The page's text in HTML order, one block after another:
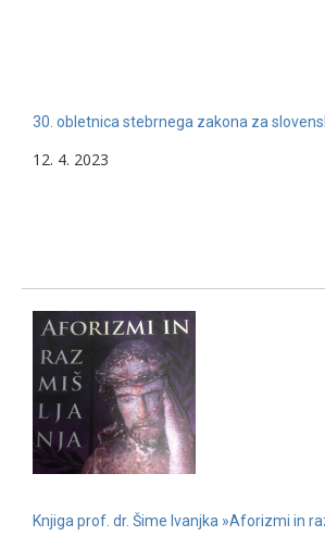
30. obletnica stebrnega zakona za
12. 4. 2023
Knjiga prof. dr. Šime Ivanjka »Aforizmi in